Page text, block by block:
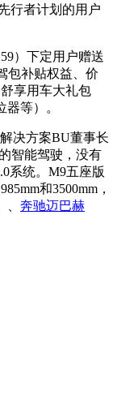
行者计划的用户
）下定用户赠送
包补贴权益、价
享用车大礼包
等）。
解决方案BU董事长
智能驾驶，没有
.0系统。M9五座版
和3500mm，
、 奔驰迈巴赫